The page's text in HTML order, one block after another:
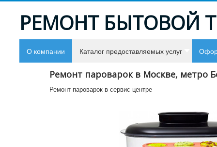
РЕМОНТ БЫТОВОЙ
О компании Каталог предоставляемых услуг
Ремонт пароварок в Москве, метро
Ремонт пароварок в сервис центре